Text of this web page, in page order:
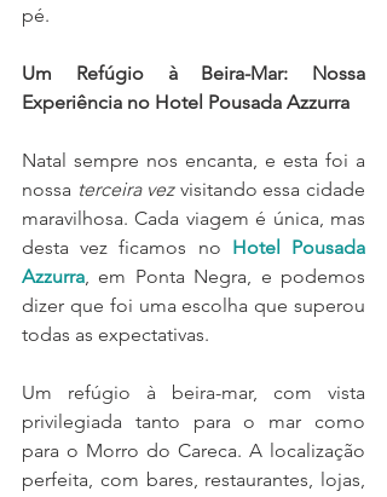
pé.
Um Refúgio à Beira-Mar: Nossa
Experiência no Hotel Pousada Azzurra
Natal sempre nos encanta, e esta foi a
nossa terceira vez visitando essa cidade
maravilhosa. Cada viagem é única, mas
desta vez ficamos no Hotel Pousada
Azzurra, em Ponta Negra, e podemos
dizer que foi uma escolha que superou
todas as expectativas.
Um refúgio à beira-mar, com vista
privilegiada tanto para o mar como
para o Morro do Careca. A localização
perfeita, com bares, restaurantes, lojas,